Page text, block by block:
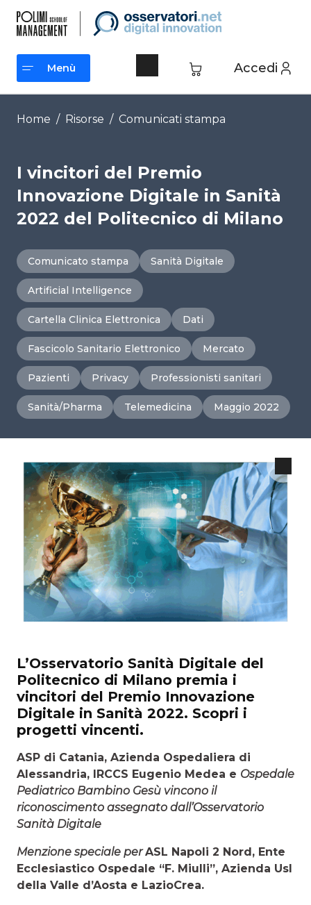
contenuto
Accedi
Menù
Menù
Home / Risorse / Comunicati stampa
I vincitori del Premio
Innovazione Digitale in Sanità
2022 del Politecnico di Milano
Comunicato stampa Sanità Digitale
Artificial Intelligence
Cartella Clinica Elettronica Dati
Fascicolo Sanitario Elettronico Mercato
Pazienti Privacy Professionisti sanitari
Sanità/Pharma Telemedicina Maggio 2022
L’Osservatorio Sanità Digitale del
Politecnico di Milano premia i
vincitori del Premio Innovazione
Digitale in Sanità 2022. Scopri i
progetti vincenti.
ASP di Catania, Azienda Ospedaliera di
Alessandria, IRCCS Eugenio Medea e Ospedale
Pediatrico Bambino Gesù vincono il
riconoscimento assegnato dall’Osservatorio
Sanità Digitale
Menzione speciale perASL Napoli 2 Nord, Ente
Ecclesiastico Ospedale “F. Miulli”, Azienda Usl
della Valle d’Aosta e LazioCrea.